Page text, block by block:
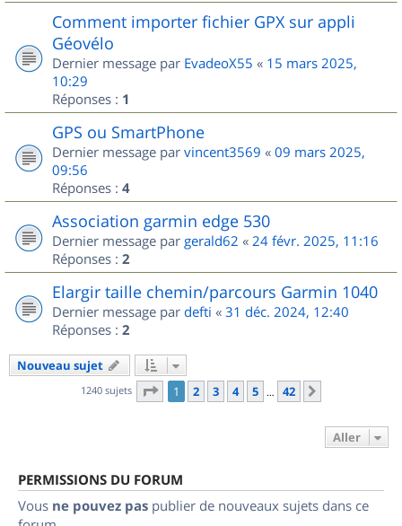
Comment importer fichier GPX sur appli
Géovélo
Dernier message par EvadeoX55 « 15 mars 2025,
10:29
Réponses : 1
GPS ou SmartPhone
Dernier message par vincent3569 « 09 mars 2025,
09:56
Réponses : 4
Association garmin edge 530
Dernier message par gerald62 « 24 févr. 2025, 11:16
Réponses : 2
Elargir taille chemin/parcours Garmin 1040
Dernier message par defti « 31 déc. 2024, 12:40
Réponses : 2
Nouveau sujet
1240 sujets Page 1sur
1 2 3 4 5 … 42
Aller
PERMISSIONS DU FORUM
Vous ne pouvez pas publier de nouveaux sujets dans ce